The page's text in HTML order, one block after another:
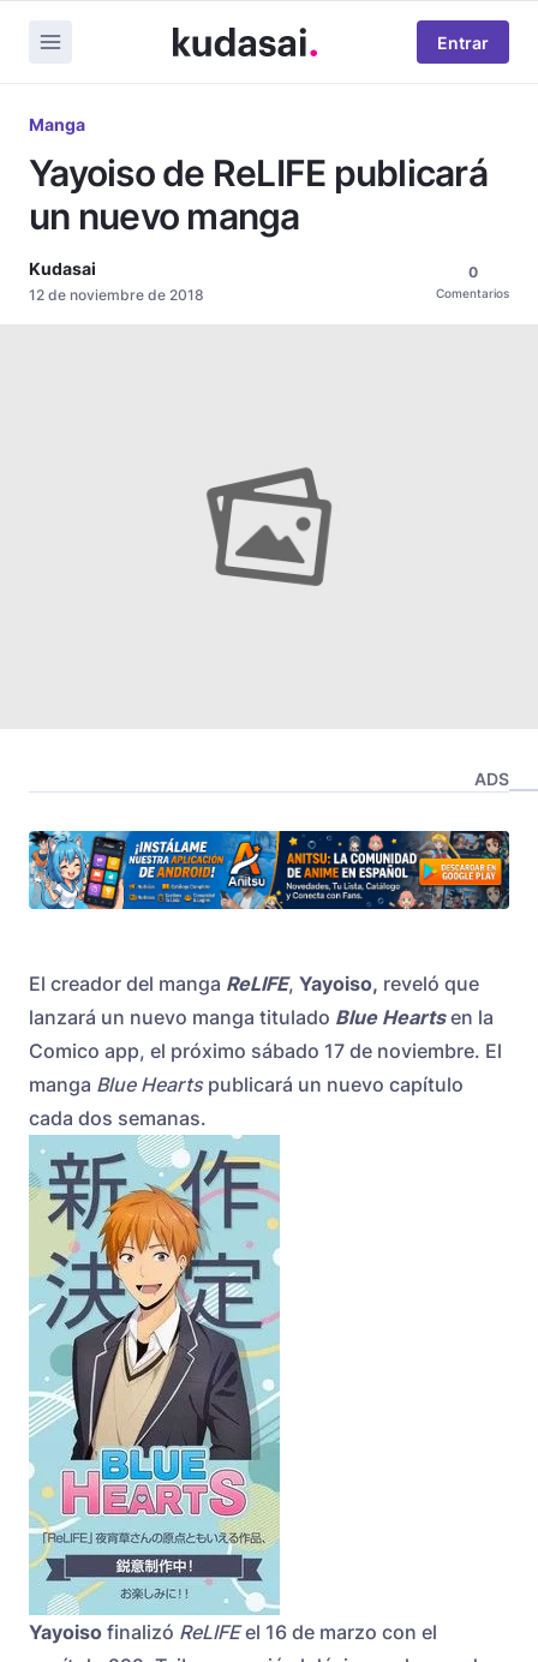
Entrar
Manga
Yayoiso de ReLIFE publicará
un nuevo manga
Kudasai
12 de noviembre de 2018
0
Comentarios
ADS
El creador del manga ReLIFE, Yayoiso, reveló que
lanzará un nuevo manga titulado Blue Heartsen la
Comico app, el próximo sábado 17 de noviembre. El
manga Blue Heartspublicará un nuevo capítulo
cada dos semanas.
Yayoiso finalizó ReLIFEel 16 de marzo con el